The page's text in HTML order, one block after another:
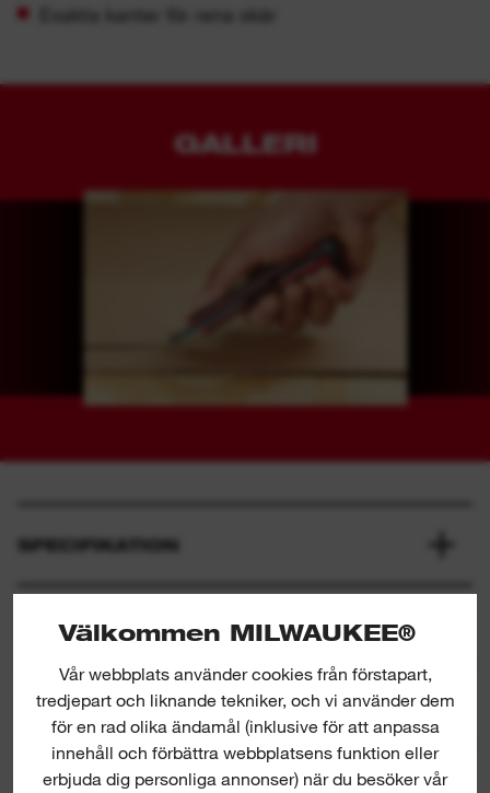
Välkommen MILWAUKEE®
Vår webbplats använder cookies från förstapart,
tredjepart och liknande tekniker, och vi använder dem
för en rad olika ändamål (inklusive för att anpassa
innehåll och förbättra webbplatsens funktion eller
erbjuda dig personliga annonser) när du besöker vår
Exakta kanter för rena skär
GALLERI
SPECIFIKATION
DETTA INGÅR
BETYG OCH RECENSIONER
PRODUKTNEDLADDNINGAR